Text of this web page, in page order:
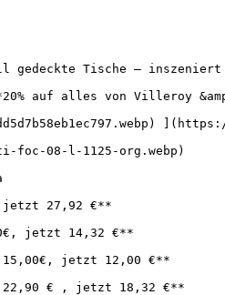
gedeckte Tische –
auf alles von Villeroy
foc-08-l-1125-org.webp)
27,92 €**
jetzt 14,32 €**
15,00€, jetzt 12,00 €**
22,90 € , jetzt 18,32 €**